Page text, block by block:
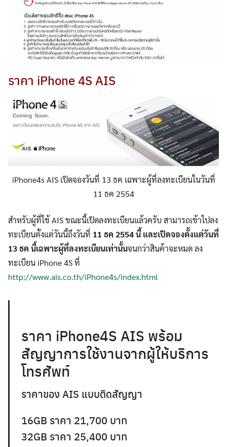
ราคา iPhone 4S AIS
iPhone4s AIS เปิดจองวันที่ 13 ธค เฉพาะผู้ที่ลงทะเบียนในวันที่
11 ธค 2554
สำหรับผู้ที่ใช้ AIS ขณะนี้เปิดลงทะเบียนแล้วครับ สามารถเข้าไปลง
ทะเบียนตั้งแต่วันนี้ถึงวันที่ 11 ธค 2554 นี้ และเปิดจองตั้งแต่วันที่
13 ธค นี้เฉพาะผู้ที่ลงทะเบียนเท่านั้นจนกว่าสินค้าจะหมด ลง
ทะเบียน iPhone 4S ที่
http://www.ais.co.th/iPhone4s/index.html
ราคา iPhone4S AIS พร้อม
สัญญาการใช้งานจากผู้ให้บริการ
โทรศัพท์
ราคาของ AIS แบบติดสัญญา
16GB ราคา 21,700 บาท
32GB ราคา 25,400 บาท